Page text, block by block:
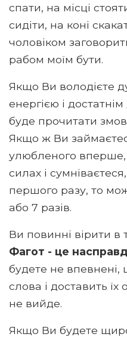
спати, на місці
сидіти, на коні
чоловіком
рабом моїм бути.
Якщо Ви володієте
енергією і
буде прочитати
Якщо ж Ви
улюбленого вперше,
силах і
першого разу, то
або 7 разів.
Ви повинні вірити в
Фагот - це
будете не впевнені,
слова і доставить їх
не вийде.
Якщо Ви будете